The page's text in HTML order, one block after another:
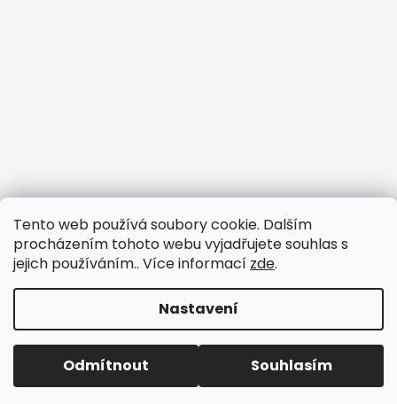
Tento web používá soubory cookie. Dalším
procházením tohoto webu vyjadřujete souhlas s
jejich používáním.. Více informací zde.
Nastavení
Odmítnout Souhlasím
Copyright 20263dfun.cz . Všechna práva vyhrazena.